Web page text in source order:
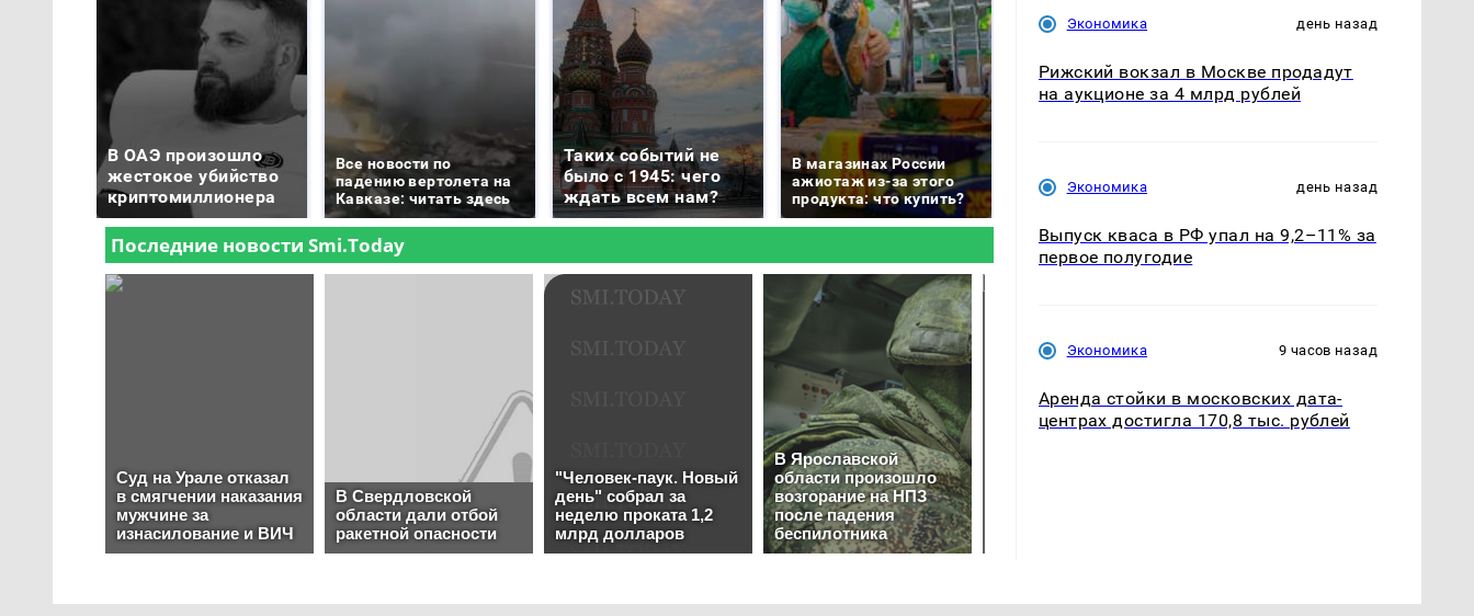
В ОАЭ произошло
жестокое убийство
криптомиллионера
Все новости по
падению вертолета на
Кавказе: читать здесь
Таких событий не
было с 1945: чего
ждать всем нам?
В магазинах России
ажиотаж из-за этого
продукта: что купить?
машину напали и
подожгли.
России: Европа?
Экономика день назад
Рижский вокзал в Москве продадут
на аукционе за 4 млрд рублей
Экономика день назад
Выпуск кваса в РФ упал на 9,2–11% за
первое полугодие
Экономика 9 часов назад
Аренда стойки в московских дата-
центрах достигла 170,8 тыс. рублей